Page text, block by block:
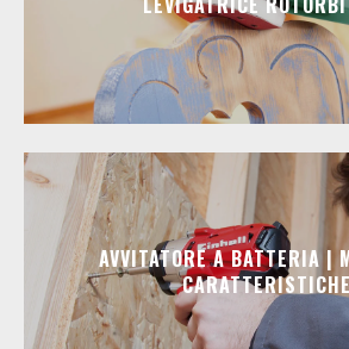
AVVITATORE A BATTERIA |
CARATTERISTICHE